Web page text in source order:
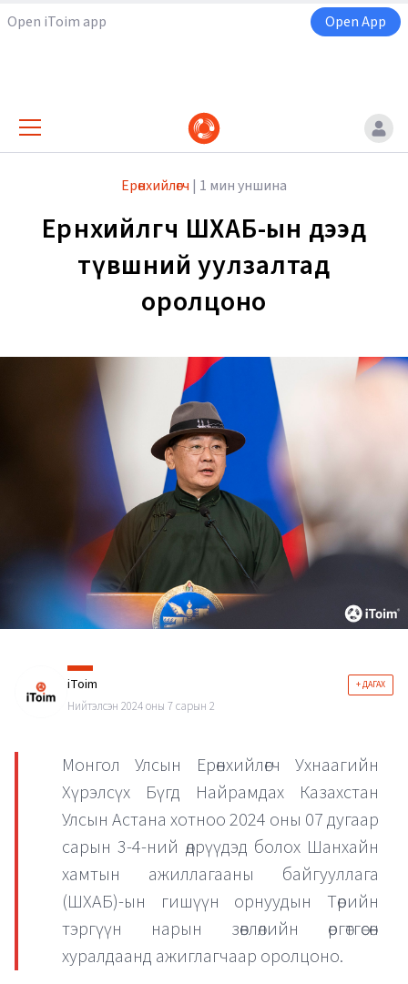
Open iToim app Open App
Ерөнхийлөгч | 1 мин уншина
Ерөнхийлөгч ШХАБ-ын дээд
түвшний уулзалтад
оролцоно
iToim + ДАГАХ
Нийтэлсэн 2024 оны 7 сарын 2
Монгол Улсын Ерөнхийлөгч Ухнаагийн
Хүрэлсүх Бүгд Найрамдах Казахстан
Улсын Астана хотноо 2024 оны 07 дугаар
сарын 3-4-ний өдрүүдэд болох Шанхайн
хамтын ажиллагааны байгууллага
(ШХАБ)-ын гишүүн орнуудын Төрийн
тэргүүн нарын зөвлөлийн өргөтгөсөн
хуралдаанд ажиглагчаар оролцоно.